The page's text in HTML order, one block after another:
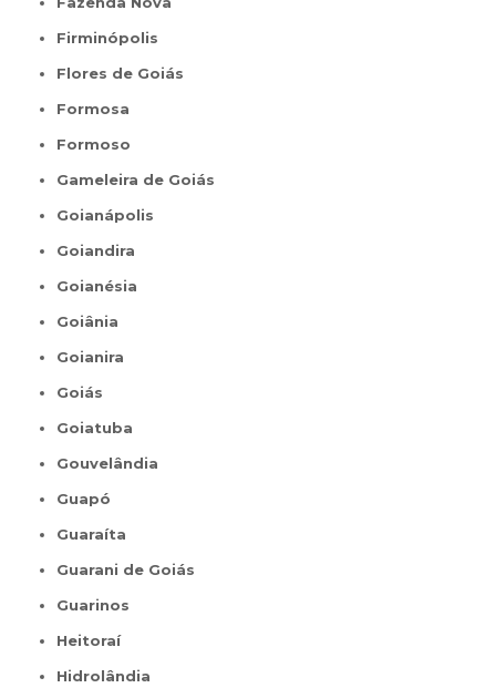
Firminópolis
Flores de Goiás
Formosa
Formoso
Gameleira de Goiás
Goianápolis
Goiandira
Goianésia
Goiânia
Goianira
Goiás
Goiatuba
Gouvelândia
Guapó
Guaraíta
Guarani de Goiás
Guarinos
Heitoraí
Hidrolândia